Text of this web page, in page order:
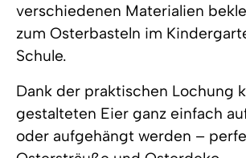
verschiedenen Materialien
zum Osterbasteln im
Schule.
Dank der praktischen Lochung
gestalteten Eier ganz einfach
oder aufgehängt werden –